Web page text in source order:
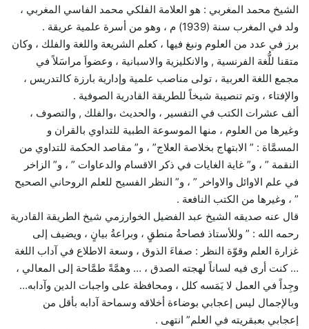
الشيخ محمد المغربي : هو العلامة الفلكي محمد الفاسي المغربي ،
ولد في المغرب سنة (1939) م ، وهو من أسرة علمية عريقة .
برز في عدد من العلوم ونبغ فيها ، كعلم الشريعة واللغة والفلك ، وكان
متقنا للُّغة الفرنسية , والانكليزية والاسبانية ، وعضواَ مراسَلاً في
مجمع اللغة العربية ، تولى مناصب علمية وإدارية بارزة كالتدريس ،
والإفتاء ، وتم تنصيبة شيخاً للطريقة القادرية الصوفية .
ألف عشرات الكتب في التفسير ، والحديث ،والفلك , والتصوف ،
وغيرها من العلوم ، منها الموسوعة الطبية للتداوي بالقران و
المسمَّاة : ” الابتهاج بخلاصة العلاج” ، و” مقاصد الحكمة للتداوي من
النقمة ” ، و” غاية الغايات في ذكر الاقسام والدعاوات ” ، و” الزاخر
في علم الاوائل والاواخر ” ، و” النظر الفسيح للعلم الروحاني الصحيح
” ، وغيرها من الكتب النافعة .
قال عنه صديقه الشيخ عبد الفضيل الخوارزمي شيخ الطريقة القادرية
رحمه الله : ” وللأستاذ فصاحةُ منطقٍ ، وبراعةُ بيانٍ ، ويضيف إلى
غزارة العلم وقوّة النظر : صفاءَ الذوق ، وسعة الاطلاع في آداب اللغة
… كنت أرى فيه لساناً لهجته الصدق ، … وهمَّةً طمَّاحة إلى المعالي ،
وجِداً في العمل لا يَمَسه كلل ، ومحافظة على واجبات الدين وآدابه…
وبالإجمال ليس إعجابي بوضاءة أخلاقه وسماحة آدابه بأقل من
إعجابي بعبقريته في العلم” انتهى .